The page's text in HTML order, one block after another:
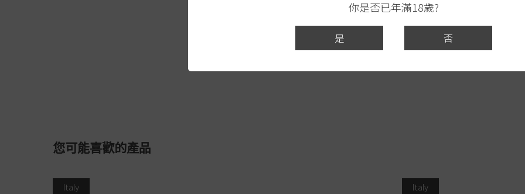
你是否已年滿18歲?
是 否
您可能喜歡的產品
Italy Italy